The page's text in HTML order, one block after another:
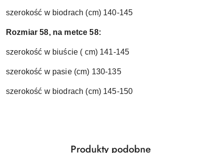
szerokość w biodrach (cm) 140-145
Rozmiar 58, na metce 58:
szerokość w biuście ( cm) 141-145
szerokość w pasie (cm) 130-135
szerokość w biodrach (cm) 145-150
Produkty
Produkty podobne